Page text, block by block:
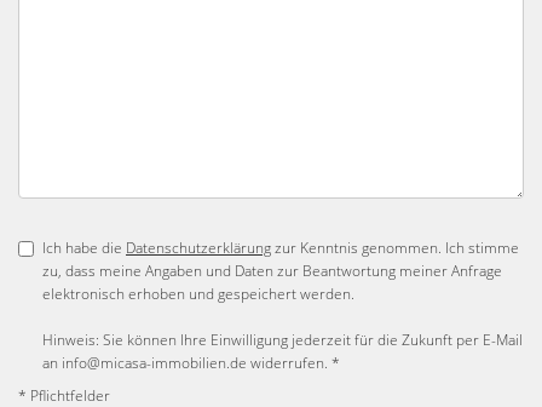
Ich habe die Datenschutzerklärungzur Kenntnis genommen. Ich stimme
zu, dass meine Angaben und Daten zur Beantwortung meiner Anfrage
elektronisch erhoben und gespeichert werden.
Hinweis: Sie können Ihre Einwilligung jederzeit für die Zukunft per E-Mail
an info@micasa-immobilien.de widerrufen. *
* Pflichtfelder